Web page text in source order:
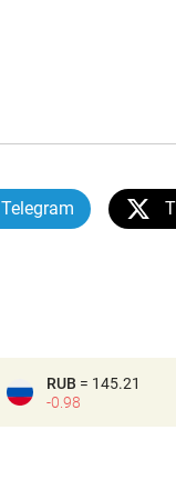
Telegram
RUB = 145.21
-0.98